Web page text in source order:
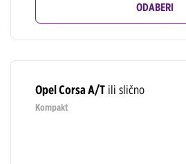
ODABERI
Opel Corsa A/T ili slično
Kompakt